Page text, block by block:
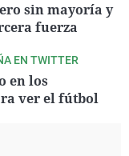
sin mayoría y
fuerza
EN TWITTER
en los
ver el fútbol